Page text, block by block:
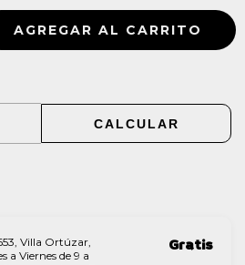
CALCULAR
Villa Ortúzar,
a Viernes de 9 a
Gratis